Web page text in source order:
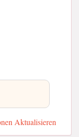
Aktualisieren